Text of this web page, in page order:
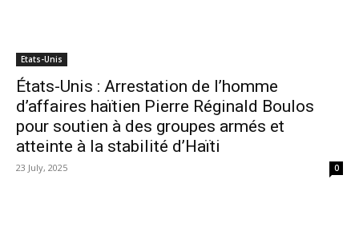
Etats-Unis
États-Unis : Arrestation de l’homme
d’affaires haïtien Pierre Réginald Boulos
pour soutien à des groupes armés et
atteinte à la stabilité d’Haïti
23 July, 2025 0